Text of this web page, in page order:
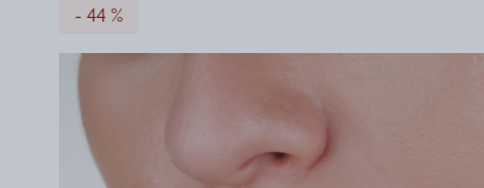
- 44 %